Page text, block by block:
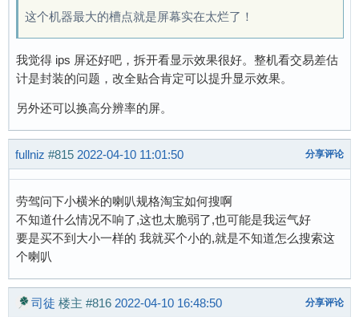
这个机器最大的槽点就是屏幕实在太烂了！
我觉得 ips 屏还好吧，拆开看显示效果很好。整机看交易差估
计是封装的问题，改全贴合肯定可以提升显示效果。
另外还可以换高分辨率的屏。
fullniz #815 2022-04-10 11:01:50 分享评论
劳驾问下小横米的喇叭规格淘宝如何搜啊
不知道什么情况不响了,这也太脆弱了,也可能是我运气好
要是买不到大小一样的 我就买个小的,就是不知道怎么搜索这
个喇叭
司徒 楼主 #816 2022-04-10 16:48:50 分享评论